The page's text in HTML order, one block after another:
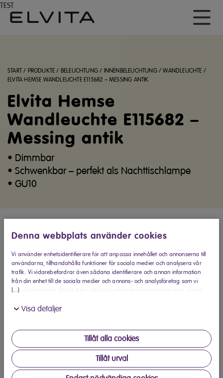
TEST
Denna webbplats använder cookies
[...]
Vi använder enhetsidentifierare för att anpassa innehållet och annonserna till
användarna, tillhandahålla funktioner för sociala medier och analysera vår
trafik. Vi vidarebefordrar även sådana identifierare och annan information
från din enhet till de sociala medier och annons- och analysföretag som vi
samarbetar med. Dessa kan i sin tur kombinera informationen med annan
använt deras tjänster.
Visa detaljer
Tillåt alla cookies
Tillåt urval
START / PRODUKTE / BELEUCHTUNG / INNENBELEUCHTUNG/WANDLEUCHTE /
ELVITA HEMSE WANDLEUCHTE E115682 – MESSING ANTIK
Elvita Hemse
Wandleuchte E115682 –
Messing antik
• Dimmbar
• Schwenkbar – perfekt als Nachttischlampe
• GU10